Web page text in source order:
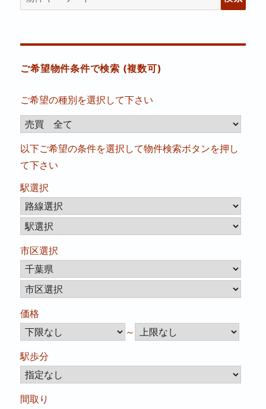
件
索
ー
ド)
ご希望物件条件で検索 (複数可)
ご希望の種別を選択して下さい
以下ご希望の条件を選択して物件検索ボタンを押し
て下さい
駅選択
市区選択
価格
～
駅歩分
間取り